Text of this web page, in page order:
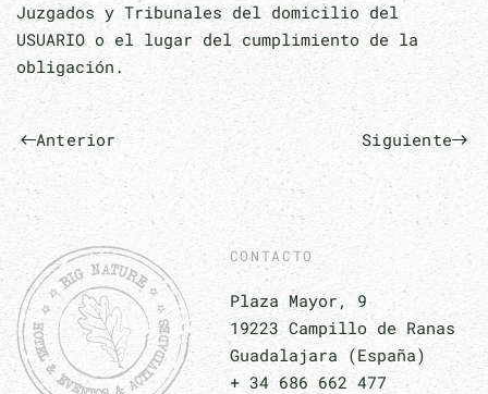
Juzgados y Tribunales del domicilio del
USUARIO o el lugar del cumplimiento de la
obligación.
Anterior Siguiente
CONTACTO
Plaza Mayor, 9
19223 Campillo de Ranas
Guadalajara (España)
+ 34 686 662 477